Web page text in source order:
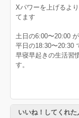
Xパワーを上げるよ
てます
土日の6:00〜20:00
平日の18:30〜20:30
早寝早起きの生活習
す。
いいね！してくれた